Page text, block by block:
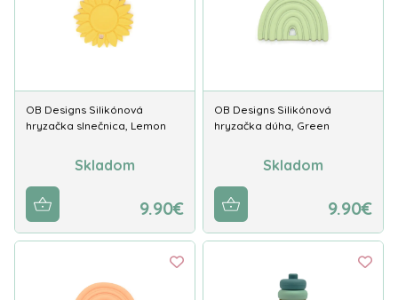
OB Designs Silikónová
hryzačka slnečnica, Lemon
Skladom
9.90€
OB Designs Silikónová
hryzačka dúha, Green
Skladom
9.90€